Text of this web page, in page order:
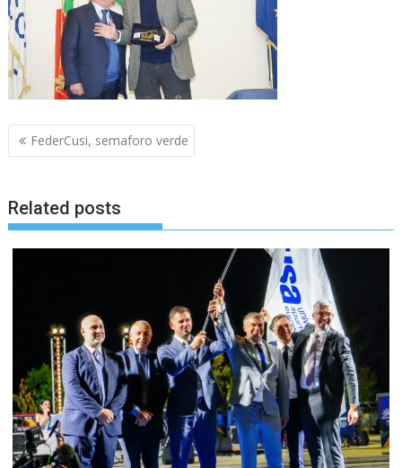
Navigazione
articoli
FederCusi, semaforo verde
Related posts